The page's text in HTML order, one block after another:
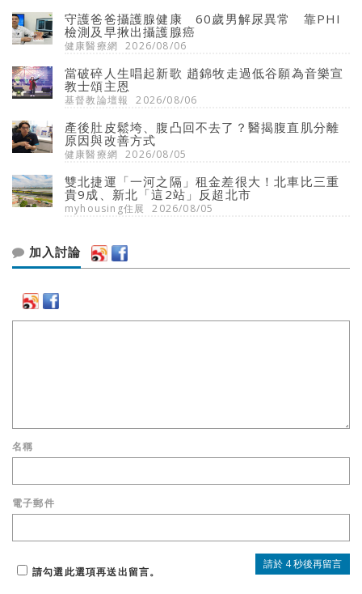
守護爸爸攝護腺健康 60歲男解尿異常 靠PHI
檢測及早揪出攝護腺癌
健康醫療網 2026/08/06
當破碎人生唱起新歌 趙錦牧走過低谷願為音樂宣
教士頌主恩
基督教論壇報 2026/08/06
產後肚皮鬆垮、腹凸回不去了？醫揭腹直肌分離
原因與改善方式
健康醫療網 2026/08/05
雙北捷運「一河之隔」租金差很大！北車比三重
貴9成、新北「這2站」反超北市
myhousing住展 2026/08/05
加入討論
名稱
電子郵件
請勾選此選項再送出留言。